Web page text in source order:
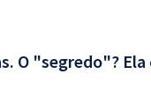
O "segredo"?